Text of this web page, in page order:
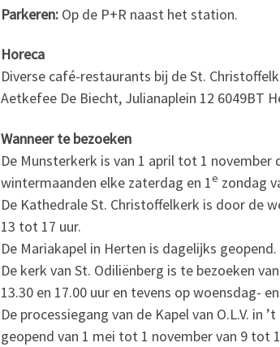
Parkeren: Op de P+R naast het station.
Horeca
Diverse café-restaurants bij de St.
Aetkefee De Biecht, Julianaplein 12 6049BT
Wanneer te bezoeken
De Munsterkerk is van 1 april tot 1
wintermaanden elke zaterdag en 1e zondag
De Kathedrale St. Christoffelkerk is door de
13 tot 17 uur.
De Mariakapel in Herten is dagelijks geopend.
De kerk van St. Odiliënberg is te bezoeken
13.30 en 17.00 uur en tevens op woensdag-
De processiegang van de Kapel van O.L.V. in
geopend van 1 mei tot 1 november van 9 tot